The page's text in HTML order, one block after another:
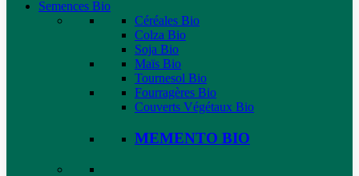
Semences Bio
Céréales Bio
Colza Bio
Soja Bio
Maïs Bio
Tournesol Bio
Fourragères Bio
Couverts Végétaux Bio
MEMENTO BIO